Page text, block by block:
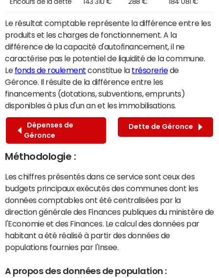
Le résultat comptable représente la différence entre les
produits et les charges de fonctionnement. A la
différence de la capacité d'autofinancement, il ne
caractérise pas le potentiel de liquidité de la commune.
Le fonds de roulement constitue la trésoreriede
Géronce. Il résulte de la différence entre les
financements (dotations, subventions, emprunts)
disponibles à plus d'un an et les immobilisations.
Dépenses de
Géronce
Dette de Géronce
Méthodologie :
Les chiffres présentés dans ce service sont ceux des
budgets principaux exécutés des communes dont les
données comptables ont été centralisées par la
direction générale des Finances publiques du ministère de
l'Economie et des Finances. Le calcul des données par
habitant a été réalisé à partir des données de
populations fournies par l'Insee.
A propos des données de population :